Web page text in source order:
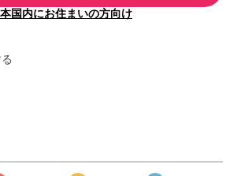
本国内にお住まいの方向け